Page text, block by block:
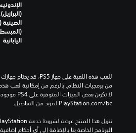
الصينية
اليابانية
‎PlayStation.com/bc لمزيد من التفاصيل.